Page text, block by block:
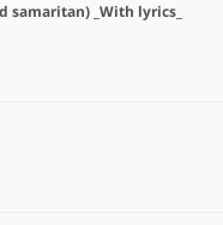
samaritan) _With lyrics_